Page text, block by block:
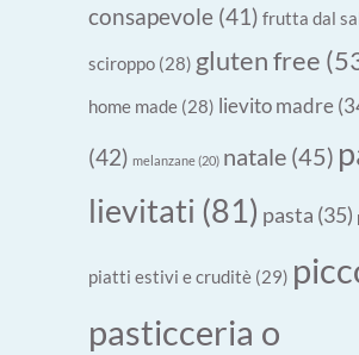
consapevole (41) frutta dal
sciroppo (28) gluten free
home made (28) lievito madre
(42) melanzane(20) natale (45)
lievitati (81) pasta (35)
piatti estivi e cruditè (29)
pasticceria o